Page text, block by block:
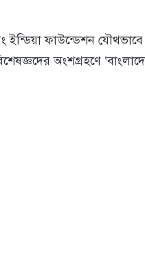
ফাউন্ডেশন যৌথভাবে
অংশগ্রহণে